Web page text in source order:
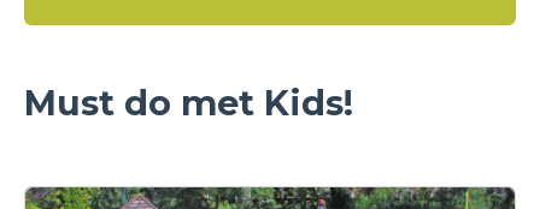
Must do met Kids!